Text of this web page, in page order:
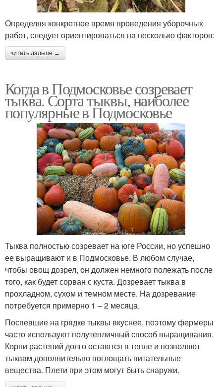
Определяя конкретное время проведения уборочных
работ, следует ориентироваться на несколько факторов:
читать дальше →
Когда в Подмосковье созревает
тыква. Сорта тыквы, наиболее
популярные в Подмосковье
Тыква полностью созревает на юге России, но успешно
ее выращивают и в Подмосковье. В любом случае,
чтобы овощ дозрел, он должен немного полежать после
того, как будет сорван с куста. Дозревает тыква в
прохладном, сухом и темном месте. На дозревание
потребуется примерно 1 – 2 месяца.
Поспевшие на грядке тыквы вкуснее, поэтому фермеры
часто используют полутепличный способ выращивания.
Корни растений долго остаются в тепле и позволяют
тыквам дополнительно поглощать питательные
вещества. Плети при этом могут быть снаружи.